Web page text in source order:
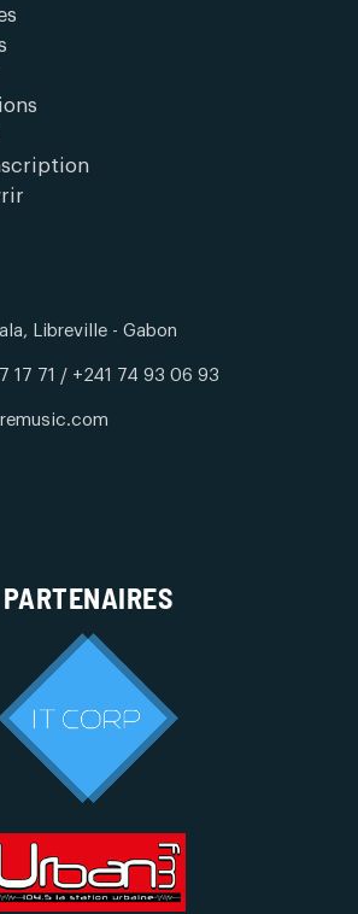
Libreville - Gabon
17 71 / +241 74 93 06 93
PARTENAIRES